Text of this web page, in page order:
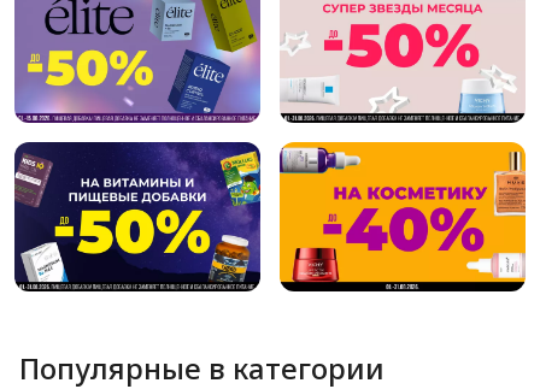
Популярные в категории